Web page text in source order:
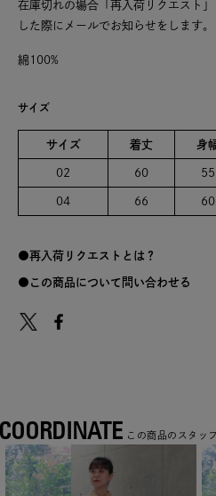
在庫切れの場合「再入荷リクエスト
した際にメールでお知らせをします。
綿100%
サイズ
サイズ 着丈 身
02 60 55
04 66 60
再入荷リクエストとは？
この商品について問い合わせる
この商品のスタッ